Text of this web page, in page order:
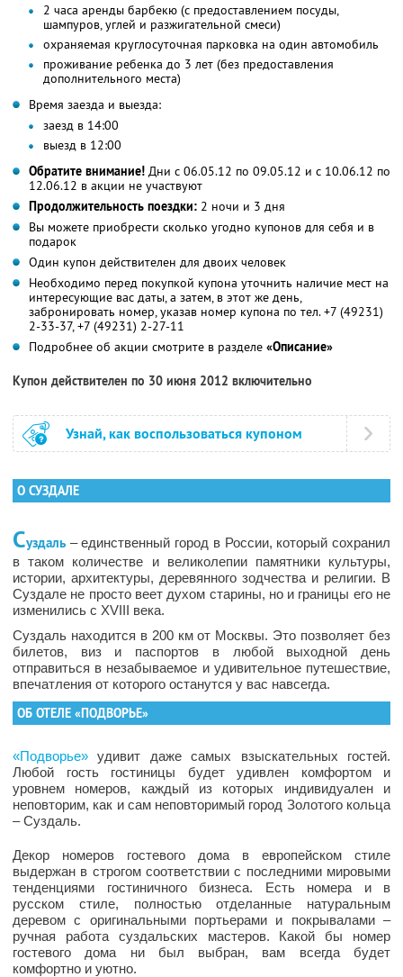
2 часа аренды барбекю (с предоставлением посуды,
шампуров, углей и разжигательной смеси)
охраняемая круглосуточная парковка на один автомобиль
проживание ребенка до 3 лет (без предоставления
дополнительного места)
Время заезда и выезда:
заезд в 14:00
выезд в 12:00
Обратите внимание! Дни с 06.05.12 по 09.05.12 и с 10.06.12 по
12.06.12 в акции не участвуют
Продолжительность поездки: 2 ночи и 3 дня
Вы можете приобрести сколько угодно купонов для себя и в
подарок
Один купон действителен для двоих человек
Необходимо перед покупкой купона уточнить наличие мест на
интересующие вас даты, а затем, в этот же день,
забронировать номер, указав номер купона по тел. +7 (49231)
2-33-37, +7 (49231) 2-27-11
Подробнее об акции смотрите в разделе «Описание»
Купон действителен по 30 июня 2012 включительно
Узнай, как воспользоваться купоном
О СУЗДАЛЕ
Суздаль – единственный город в России, который сохранил
в таком количестве и великолепии памятники культуры,
истории, архитектуры, деревянного зодчества и религии. В
Суздале не просто веет духом старины, но и границы его не
изменились с XVIII века.
Суздаль находится в 200 км от Москвы. Это позволяет без
билетов, виз и паспортов в любой выходной день
отправиться в незабываемое и удивительное путешествие,
впечатления от которого останутся у вас навсегда.
ОБ ОТЕЛЕ «ПОДВОРЬЕ»
«Подворье»удивит даже самых взыскательных гостей.
Любой гость гостиницы будет удивлен комфортом и
уровнем номеров, каждый из которых индивидуален и
неповторим, как и сам неповторимый город Золотого кольца
– Суздаль.
Декор номеров гостевого дома в европейском стиле
выдержан в строгом соответствии с последними мировыми
тенденциями гостиничного бизнеса. Есть номера и в
русском стиле, полностью отделанные натуральным
деревом с оригинальными портьерами и покрывалами –
ручная работа суздальских мастеров. Какой бы номер
гостевого дома ни был выбран, вам всегда будет
комфортно и уютно.